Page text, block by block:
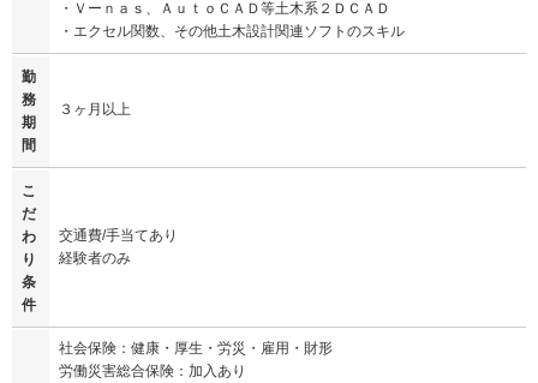
・Ｖーｎａｓ、ＡｕｔｏＣＡＤ等土木系２ＤＣＡＤ
・エクセル関数、その他土木設計関連ソフトのスキル
勤
務
期
間
３ヶ月以上
こ
だ
わ
り
条
件
交通費/手当てあり
経験者のみ
社会保険：健康・厚生・労災・雇用・財形
労働災害総合保険：加入あり